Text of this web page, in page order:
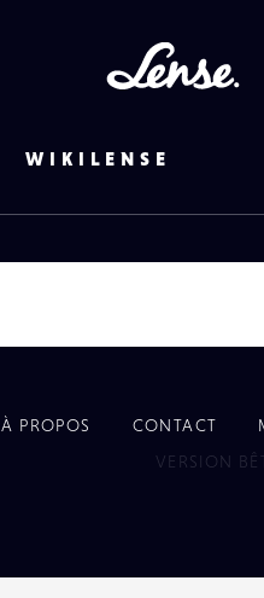
WIKILENSE
À PROPOS CONTACT
VERSION